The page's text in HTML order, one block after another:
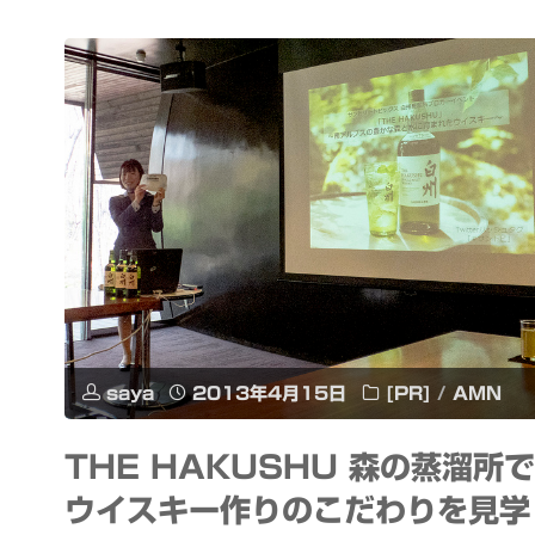
saya 2013年4月15日 [PR] / AMN
THE HAKUSHU 森の蒸溜所で
ウイスキー作りのこだわりを見学